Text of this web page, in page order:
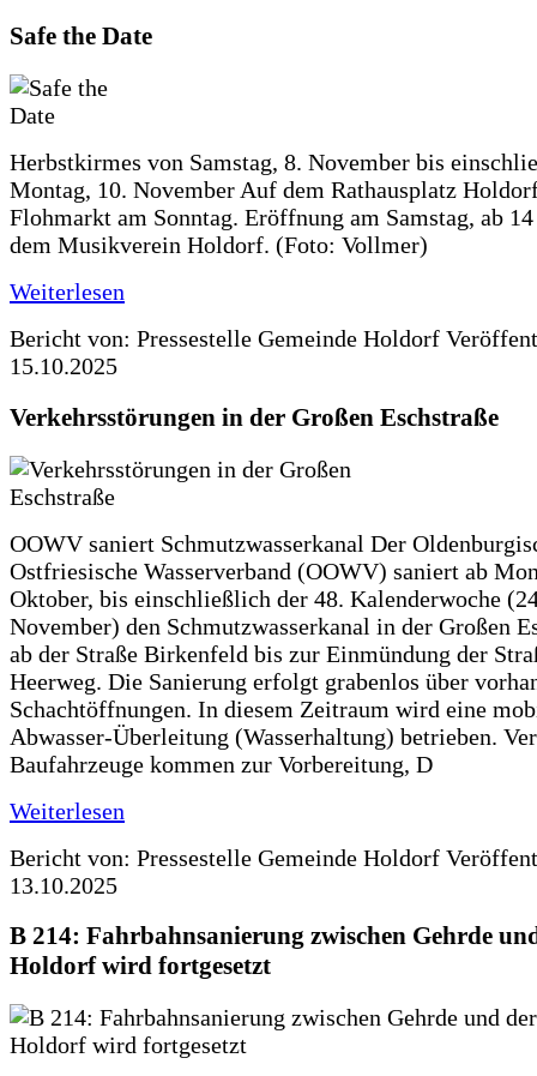
Safe the Date
Herbstkirmes von Samstag, 8. November bis
Montag, 10. November Auf dem Rathausplatz
Flohmarkt am Sonntag. Eröffnung am Samstag, ab
dem Musikverein Holdorf. (Foto: Vollmer)
Weiterlesen
Bericht von: Pressestelle Gemeinde Holdorf
15.10.2025
Verkehrsstörungen in der Großen Eschstraße
OOWV saniert Schmutzwasserkanal Der
Ostfriesische Wasserverband (OOWV) saniert ab
Oktober, bis einschließlich der 48. Kalenderwoche
November) den Schmutzwasserkanal in der Großen
ab der Straße Birkenfeld bis zur Einmündung der
Heerweg. Die Sanierung erfolgt grabenlos über
Schachtöffnungen. In diesem Zeitraum wird eine
Abwasser-Überleitung (Wasserhaltung) betrieben.
Baufahrzeuge kommen zur Vorbereitung, D
Weiterlesen
Bericht von: Pressestelle Gemeinde Holdorf
13.10.2025
B 214: Fahrbahnsanierung zwischen Gehrde
Holdorf wird fortgesetzt